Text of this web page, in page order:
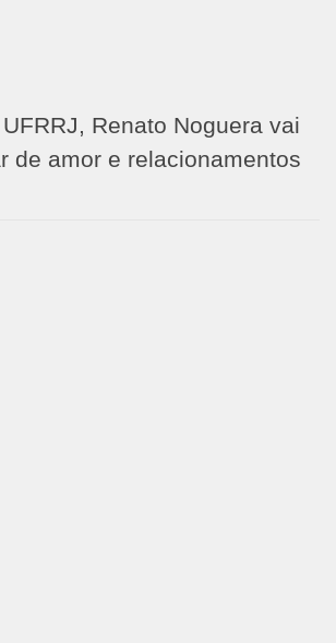
Renato Noguera vai
de amor e relacionamentos